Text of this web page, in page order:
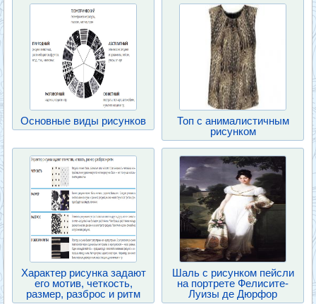
Основные виды рисунков
Топ с анималистичным
рисунком
Характер рисунка задают
его мотив, четкость,
размер, разброс и ритм
Шаль с рисунком пейсли
на портрете Фелисите-
Луизы де Дюрфор